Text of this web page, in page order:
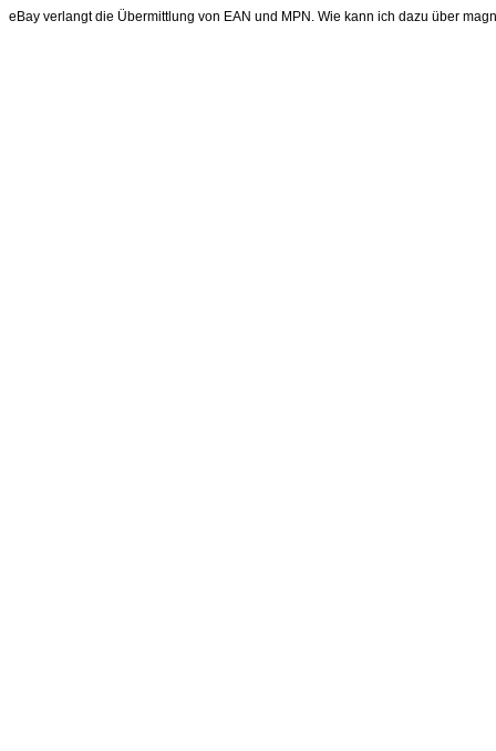
eBay verlangt die Übermittlung von EAN und MPN. Wie kann ich dazu über